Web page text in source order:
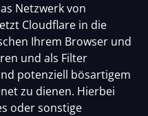
Netzwerk von
Cloudflare in die
Ihrem Browser und
und als Filter
potenziell bösartigem
zu dienen. Hierbei
oder sonstige